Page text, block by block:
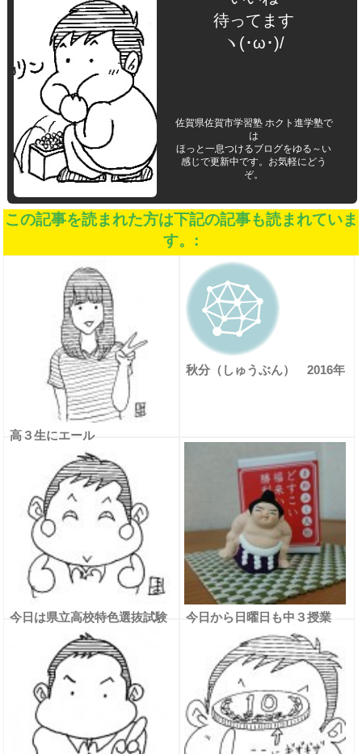
待ってます
ヽ(･ω･)/
佐賀県佐賀市学習塾 ホクト進学塾で
は
ほっと一息つけるブログをゆる～い
感じで更新中です。お気軽にどう
ぞ。
この記事を読まれた方は下記の記事も読まれていま
す。:
高３生にエール
秋分（しゅうぶん） 2016年
今日は県立高校特色選抜試験 今日から日曜日も中３授業